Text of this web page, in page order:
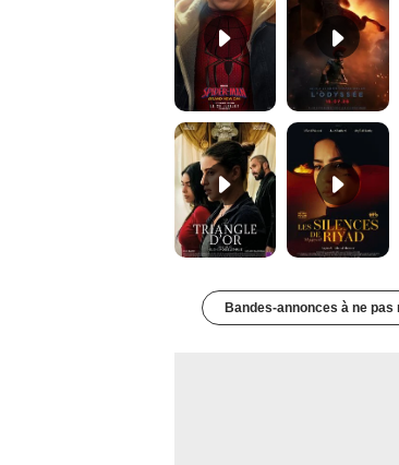
Les Silences de Riyad Bande-annonce VO STFR
Bandes-annonces à ne pas